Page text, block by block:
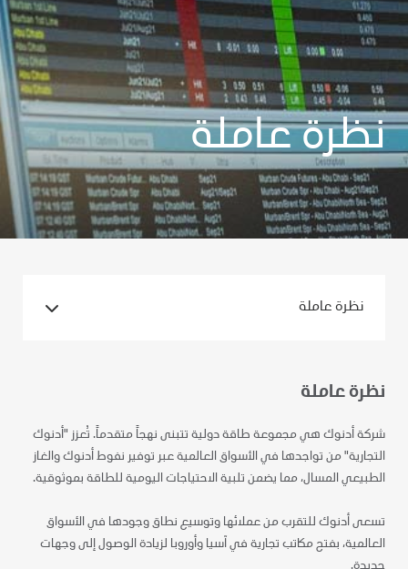
نظرة عاملة
نظرة عاملة
شركة أدنوك هي مجموعة طاقة دولية تتبنى نهجاً متقدماً. تُعزز "أدنوك
التجارية" من تواجدها في الأسواق العالمية عبر توفير نفوط أدنوك والغاز
الطبيعي المسال، مما يضمن تلبية الاحتياجات اليومية للطاقة بموثوقية.
تسعى أدنوك للتقرب من عملائها وتوسيع نطاق وجودها في الأسواق
العالمية، بفتح مكاتب تجارية في آسيا وأوروبا لزيادة الوصول إلى وجهات
جديدة.
نظرة عاملة